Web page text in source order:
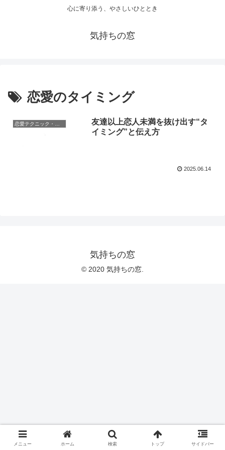
心に寄り添う、やさしいひととき
気持ちの窓
恋愛のタイミング
友達以上恋人未満を抜け出す“タ
イミング”と伝え方
2025.06.14
気持ちの窓
© 2020 気持ちの窓.
メニュー ホーム 検索 トップ サイドバー